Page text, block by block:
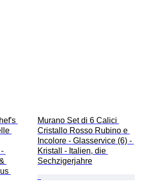
Murano Set di 6 Calici
Cristallo Rosso Rubino e
Incolore - Glasservice (6) -
Kristall - Italien, die
Sechzigerjahre